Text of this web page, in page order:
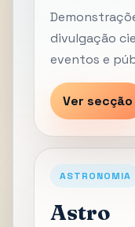
divulgação
eventos e
Ver secção
ASTRONOMIA
Astro